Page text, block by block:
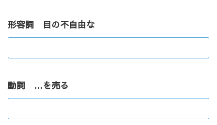
形容詞 目の不自由な
動詞 …を売る